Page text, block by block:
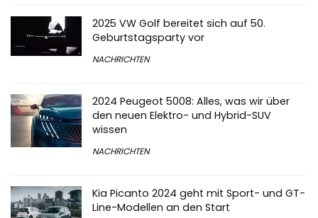
2025 VW Golf bereitet sich auf 50.
Geburtstagsparty vor
NACHRICHTEN
2024 Peugeot 5008: Alles, was wir über
den neuen Elektro- und Hybrid-SUV
wissen
NACHRICHTEN
Kia Picanto 2024 geht mit Sport- und GT-
Line-Modellen an den Start